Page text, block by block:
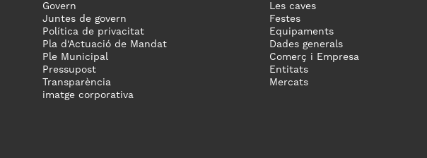
Govern
Juntes de govern
Política de privacitat
Pla d'Actuació de Mandat
Ple Municipal
Pressupost
Transparència
imatge corporativa
Les caves
Festes
Equipaments
Dades generals
Comerç i Empresa
Entitats
Mercats